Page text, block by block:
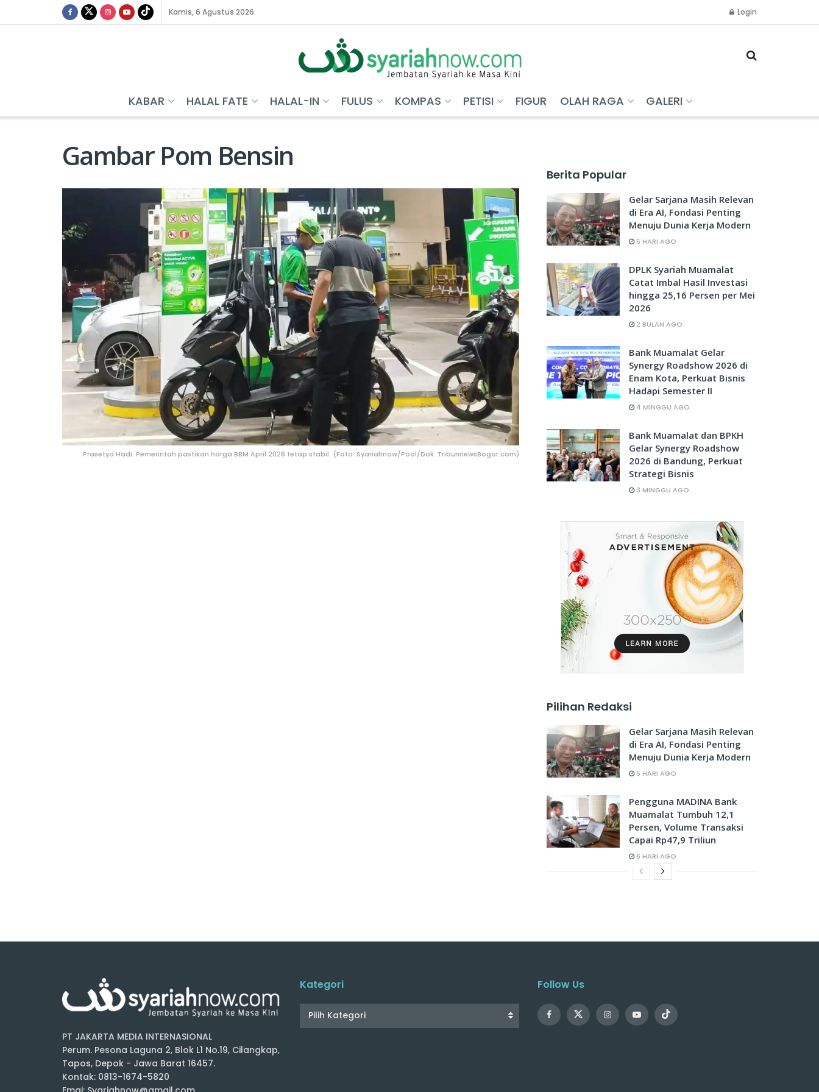
Kamis, 6 Agustus 2026 Login
KABAR HALAL FATE HALAL-IN FULUS KOMPAS PETISI FIGUR OLAH RAGA GALERI
Gambar Pom Bensin
Prasetyo Hadi: Pemerintah pastikan harga BBM April 2026 tetap stabil. (Foto: Syariahnow/Pool/Dok. TribunnewsBogor.com)
Berita Popular
Gelar Sarjana Masih Relevan
di Era AI, Fondasi Penting
Menuju Dunia Kerja Modern
5 HARI AGO
DPLK Syariah Muamalat
Catat Imbal Hasil Investasi
hingga 25,16 Persen per Mei
2026
2 BULAN AGO
Bank Muamalat Gelar
Synergy Roadshow 2026 di
Enam Kota, Perkuat Bisnis
Hadapi Semester II
4 MINGGU AGO
Bank Muamalat dan BPKH
Gelar Synergy Roadshow
2026 di Bandung, Perkuat
Strategi Bisnis
3 MINGGU AGO
Pilihan Redaksi
Gelar Sarjana Masih Relevan
di Era AI, Fondasi Penting
Menuju Dunia Kerja Modern
5 HARI AGO
Pengguna MADINA Bank
Muamalat Tumbuh 12,1
Persen, Volume Transaksi
Capai Rp47,9 Triliun
6 HARI AGO
PT JAKARTA MEDIA INTERNASIONAL
Perum. Pesona Laguna 2, Blok L1 No.19, Cilangkap,
Tapos, Depok - Jawa Barat 16457.
Kontak: 0813-1674-5820
Kategori
Pilih Kategori
Follow Us